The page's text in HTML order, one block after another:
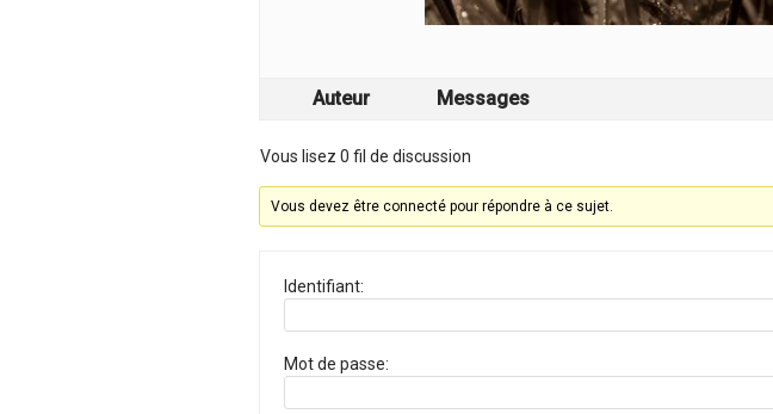
Auteur Messages
Vous lisez 0 fil de discussion
Vous devez être connecté pour répondre à ce sujet.
Identifiant:
Mot de passe: